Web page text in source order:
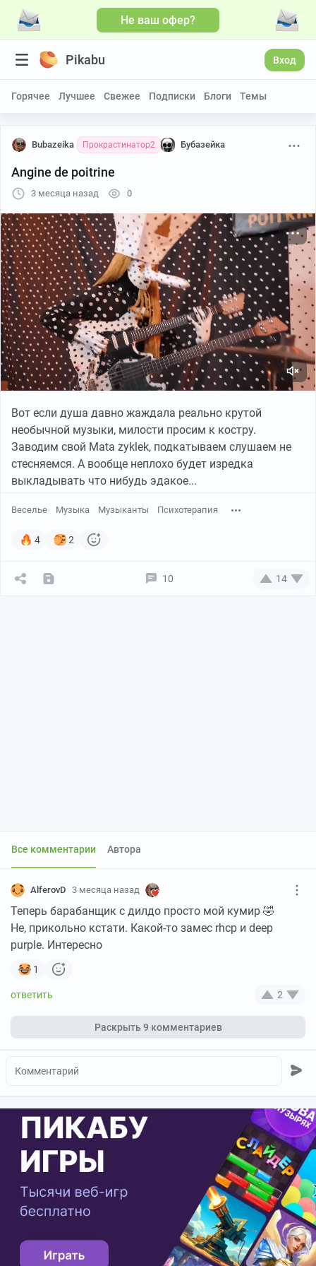
Не ваш офер?
Pikabu Вход
Горячее Лучшее Свежее Подписки Блоги Темы
Bubazeika Прокрастинатор2 Бубазейка
Angine de poitrine
3 месяца назад 0
Вот если душа давно жаждала реально крутой
необычной музыки, милости просим к костру.
Заводим свой Mata zyklek, подкатываем слушаем не
стесняемся. А вообще неплохо будет изредка
выкладывать что нибудь эдакое...
Веселье Музыка Музыканты Психотерапия
4 2
10 14
Все комментарии Автора
AlferovD 3 месяца назад
Теперь барабанщик с дилдо просто мой кумир 🤣
Не, прикольно кстати. Какой-то замес rhcp и deep
purple. Интересно
1
2
Раскрыть9 комментариев
Больше видео